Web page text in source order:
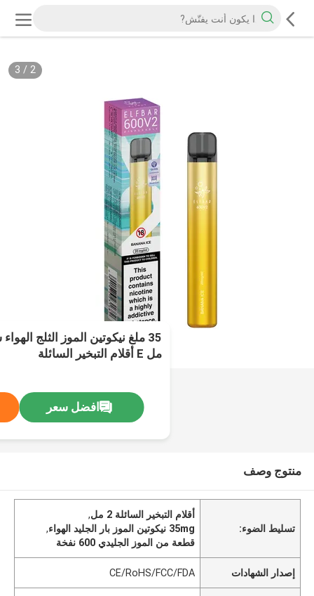
3
/
3
مل E أقلام التبخير السائلة
افضل سعر
منتوج وصف
تسليط الضوء:
أقلام التبخير السائلة 2 مل
,
35mg نيكوتين الموز بار الجليد الهواء
,
قطعة من الموز الجليدي 600 نفخة
إصدار الشهادات CE/RoHS/FCC/FDA